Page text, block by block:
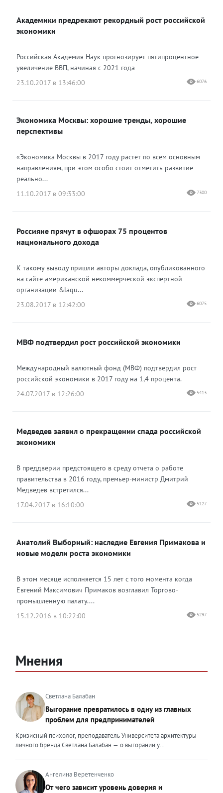
Одноклассники
Академики предрекают рекордный рост российской
экономики
Российская Академия Наук прогнозирует пятипроцентное
увеличение ВВП, начиная с 2021 года
23.10.2017 в 13:46:00
6076
Экономика Москвы: хорошие тренды, хорошие
перспективы
«Экономика Москвы в 2017 году растет по всем основным
направлениям, при этом особо стоит отметить развитие
реально...
11.10.2017 в 09:33:00
7300
Россияне прячут в офшорах 75 процентов
национального дохода
К такому выводу пришли авторы доклада, опубликованного
на сайте американской некоммерческой экспертной
организации &laqu...
23.08.2017 в 12:42:00
6075
МВФ подтвердил рост российской экономики
Международный валютный фонд (МВФ) подтвердил рост
российской экономики в 2017 году на 1,4 процента.
24.07.2017 в 12:26:00
5413
Медведев заявил о прекращении спада российской
экономики
В преддверии предстоящего в среду отчета о работе
правительства в 2016 году, премьер-министр Дмитрий
Медведев встретился...
17.04.2017 в 16:10:00
5127
Анатолий Выборный: наследие Евгения Примакова и
новые модели роста экономики
В этом месяце исполняется 15 лет с того момента когда
Евгений Максимович Примаков возглавил Торгово-
промышленную палату....
15.12.2016 в 10:22:00
5297
Мнения
Светлана Балабан
Выгорание превратилось в одну из главных
проблем для предпринимателей
Кризисный психолог, преподаватель Университета архитектуры
личного бренда Светлана Балабан — о выгорании у
проблемой, однако выгорание у предпринимателей заметно
отличается от выгорания у наёмных сотрудников. Наёмный
Ангелина Веретенченко
От чего зависит уровень доверия и